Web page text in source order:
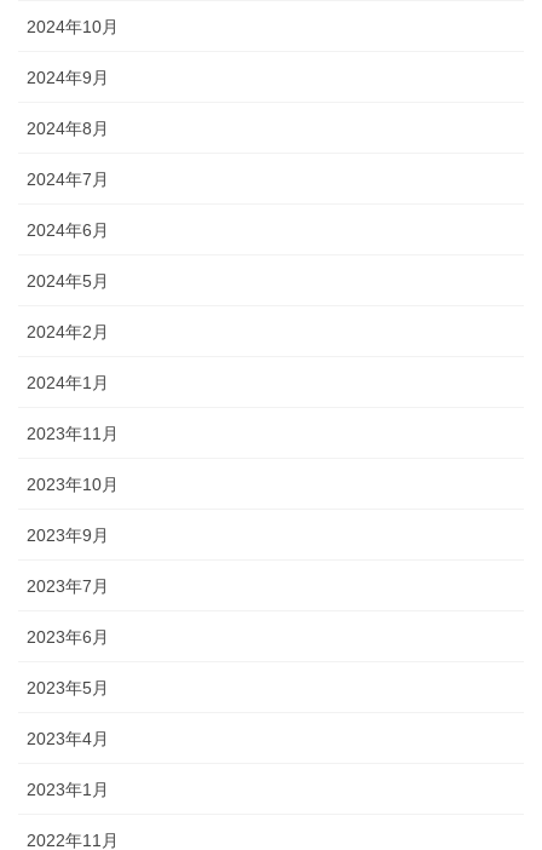
2024年10月
2024年9月
2024年8月
2024年7月
2024年6月
2024年5月
2024年2月
2024年1月
2023年11月
2023年10月
2023年9月
2023年7月
2023年6月
2023年5月
2023年4月
2023年1月
2022年11月